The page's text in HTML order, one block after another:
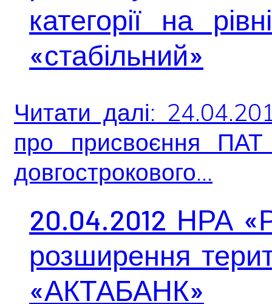
категорії на
«стабільний»
Читати далі:
про присвоєння ПАТ
довгострокового...
20.04.2012 НРА
розширення
«АКТАБАНК»